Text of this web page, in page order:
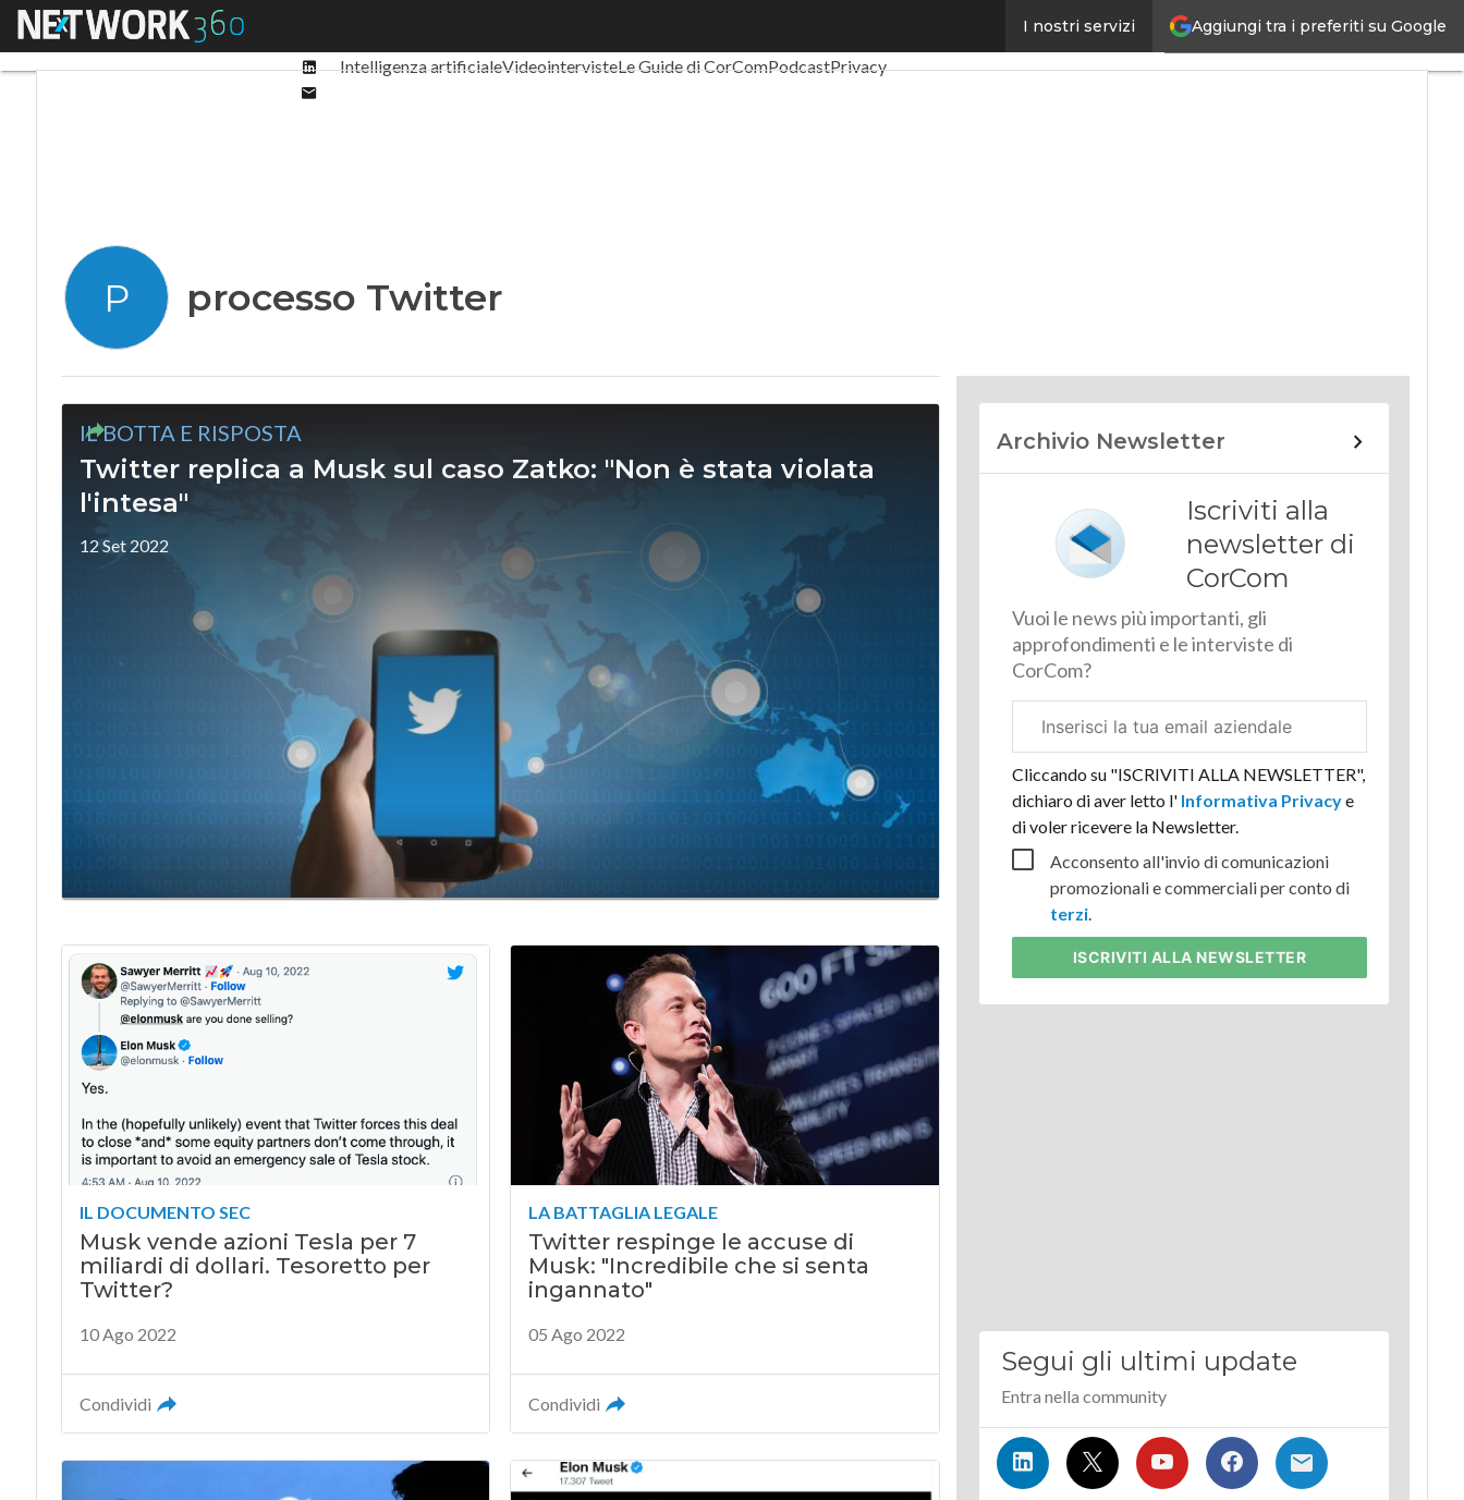
Aggiungi tra i preferiti su Google
I nostri servizi
Menu
Linkedin
Intelligenza artificialeVideointervisteLe Guide di CorComPodcastPrivacy
P processo Twitter
IL BOTTA E RISPOSTA
Twitter replica a Musk sul caso Zatko: "Non è stata violata
l'intesa"
12 Set 2022
IL DOCUMENTO SEC
Musk vende azioni Tesla per 7
miliardi di dollari. Tesoretto per
Twitter?
10 Ago 2022
Condividi
LA BATTAGLIA LEGALE
Twitter respinge le accuse di
Musk: "Incredibile che si senta
ingannato"
05 Ago 2022
Condividi
Archivio Newsletter
Iscriviti alla
newsletter di
CorCom
Vuoi le news più importanti, gli
approfondimenti e le interviste di
CorCom?
aziendale
Cliccando su "ISCRIVITI ALLA NEWSLETTER",
dichiaro di aver letto l'Informativa Privacye
di voler ricevere la Newsletter.
Acconsento all'invio di comunicazioni
promozionali e commerciali per conto di
terzi.
ISCRIVITI ALLA NEWSLETTER
Segui gli ultimi update
Entra nella community